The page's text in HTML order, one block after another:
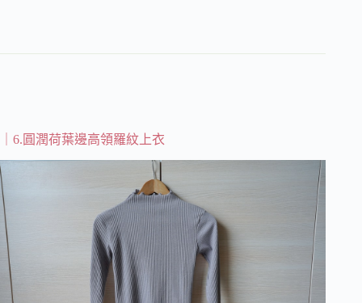
｜6.圓潤荷葉邊高領羅紋上衣